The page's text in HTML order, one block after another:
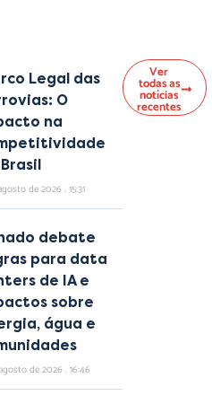
Legal das
O
na
de 2026 15:31
debate
para data
de IA e
sobre
água e
de 2026 16:46
Ver
todas as
notícias
recentes